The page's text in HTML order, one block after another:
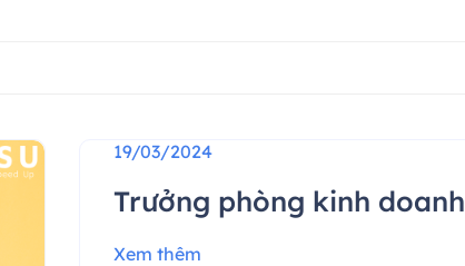
Trưởng phòng kinh doanh
19/03/2024
Xem thêm